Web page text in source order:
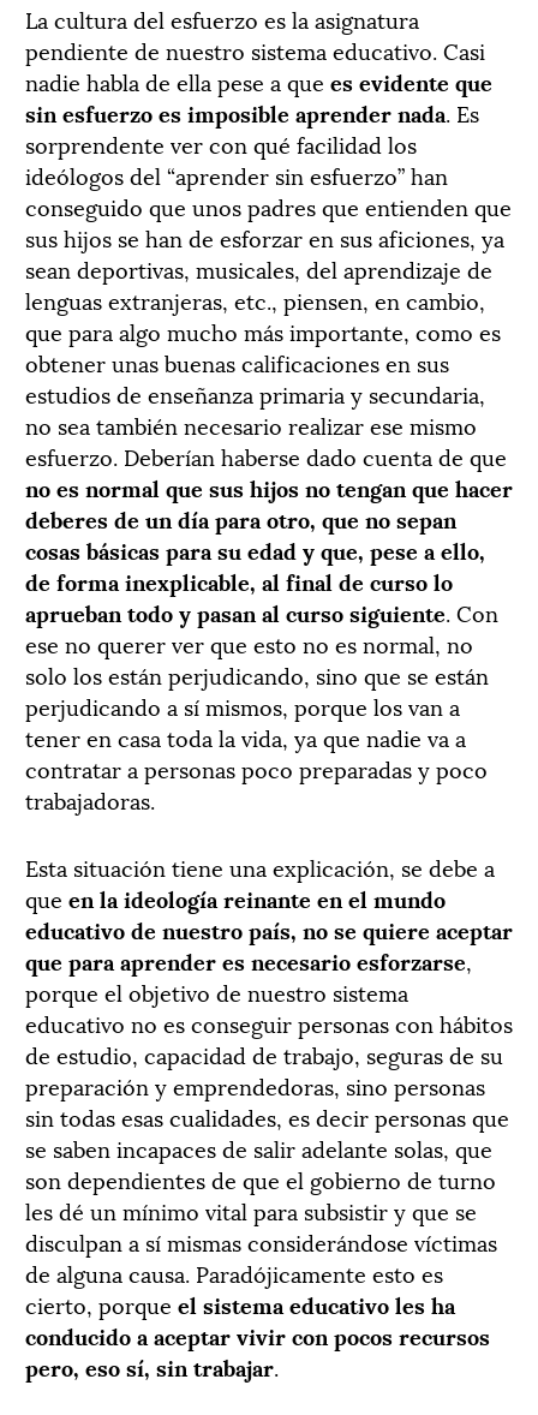
La cultura del esfuerzo es la asignatura
pendiente de nuestro sistema educativo. Casi
nadie habla de ella pese a que es evidente que
sin esfuerzo es imposible aprender nada. Es
sorprendente ver con qué facilidad los
ideólogos del “aprender sin esfuerzo” han
conseguido que unos padres que entienden que
sus hijos se han de esforzar en sus aficiones, ya
sean deportivas, musicales, del aprendizaje de
lenguas extranjeras, etc., piensen, en cambio,
que para algo mucho más importante, como es
obtener unas buenas calificaciones en sus
estudios de enseñanza primaria y secundaria,
no sea también necesario realizar ese mismo
esfuerzo. Deberían haberse dado cuenta de que
no es normal que sus hijos no tengan que hacer
deberes de un día para otro, que no sepan
cosas básicas para su edad y que, pese a ello,
de forma inexplicable, al final de curso lo
aprueban todo y pasan al curso siguiente. Con
ese no querer ver que esto no es normal, no
solo los están perjudicando, sino que se están
perjudicando a sí mismos, porque los van a
tener en casa toda la vida, ya que nadie va a
contratar a personas poco preparadas y poco
trabajadoras.
Esta situación tiene una explicación, se debe a
que en la ideología reinante en el mundo
educativo de nuestro país, no se quiere aceptar
que para aprender es necesario esforzarse,
porque el objetivo de nuestro sistema
educativo no es conseguir personas con hábitos
de estudio, capacidad de trabajo, seguras de su
preparación y emprendedoras, sino personas
sin todas esas cualidades, es decir personas que
se saben incapaces de salir adelante solas, que
son dependientes de que el gobierno de turno
les dé un mínimo vital para subsistir y que se
disculpan a sí mismas considerándose víctimas
de alguna causa. Paradójicamente esto es
cierto, porque el sistema educativo les ha
conducido a aceptar vivir con pocos recursos
pero, eso sí, sin trabajar.